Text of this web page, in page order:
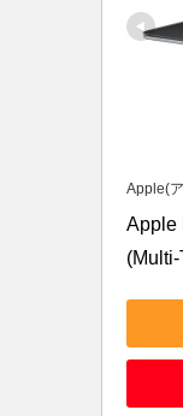
Apple(
Apple
(Multi-